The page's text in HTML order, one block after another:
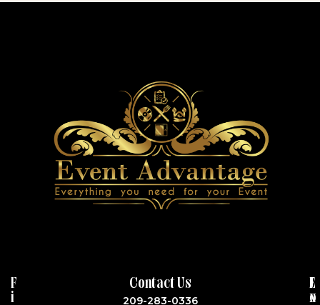
F
I
Contact Us
209-283-0336
J
o
E
X